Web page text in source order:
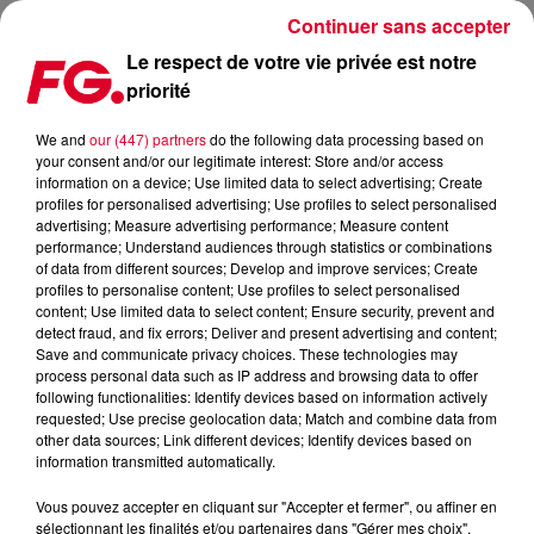
DÉCOUVREZ MILLION GOOD REASONS, NOUVEAUTÉ SIGNÉE ROBIN SCHULZ
Publié : 14 février 2025 à 7h58 par
Antony HARARI
Le respect de votre vie privée est notre
priorité
We and our (447) partnersdo the following data processing based on
your consent and/or our legitimate interest: Store and/or access
information on a device; Use limited data to select advertising; Create
profiles for personalised advertising; Use profiles to select personalised
advertising; Measure advertising performance; Measure content
performance; Understand audiences through statistics or combinations
of data from different sources; Develop and improve services; Create
profiles to personalise content; Use profiles to select personalised
content; Use limited data to select content; Ensure security, prevent and
detect fraud, and fix errors; Deliver and present advertising and content;
Save and communicate privacy choices. These technologies may
process personal data such as IP address and browsing data to offer
following functionalities: Identify devices based on information actively
requested; Use precise geolocation data; Match and combine data from
other data sources; Link different devices; Identify devices based on
information transmitted automatically.
Vous pouvez accepter en cliquant sur "Accepter et fermer", ou affiner en
sélectionnant les finalités et/ou partenaires dans "Gérer mes choix".
Continuer sans accepter